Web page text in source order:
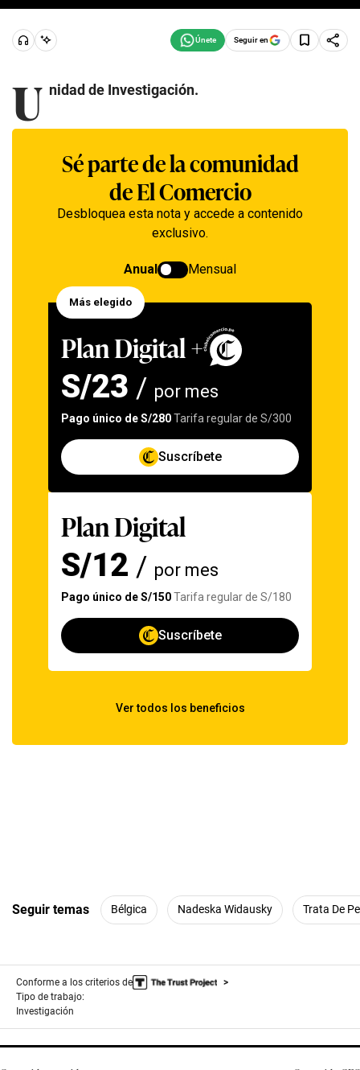
Seguir en
U nidad de Investigación.
Seguir temas Bélgica Nadeska Widausky Trata De
Conforme a los criterios de
Tipo de trabajo:
Investigación